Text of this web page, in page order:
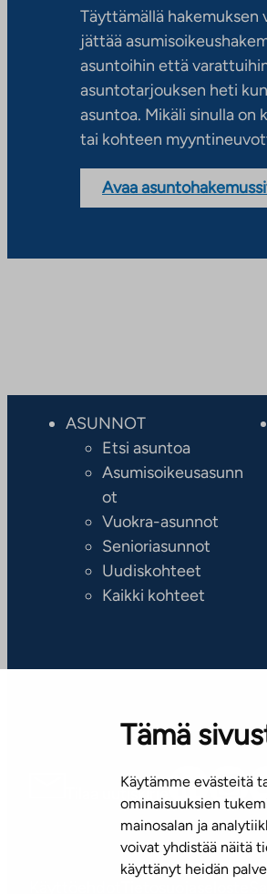
Tämä
Käytämme evästeitä
ominaisuuksien
mainosalan ja
voivat yhdistää näitä
käyttänyt heidän
Täyttämällä hakemuksen
jättää
asuntoihin että
asuntotarjouksen heti
asuntoa. Mikäli sinulla
tai kohteen
Avaa
ASUNNOT
Etsi asuntoa
Asumisoikeusasunn
ot
Vuokra-asunnot
Senioriasunnot
Uudiskohteet
Kaikki kohteet
Tilaa uutiskirje